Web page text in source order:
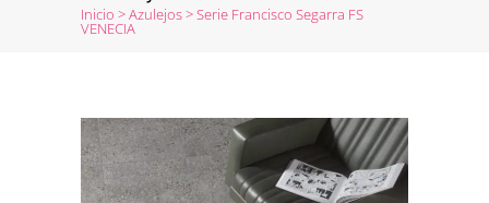
Inicio >Azulejos>Serie Francisco Segarra FS
VENECIA